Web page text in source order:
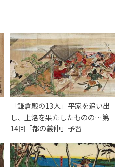
「鎌倉殿の13人」平家を追い出
し、上洛を果たしたものの…第
14回「都の義仲」予習